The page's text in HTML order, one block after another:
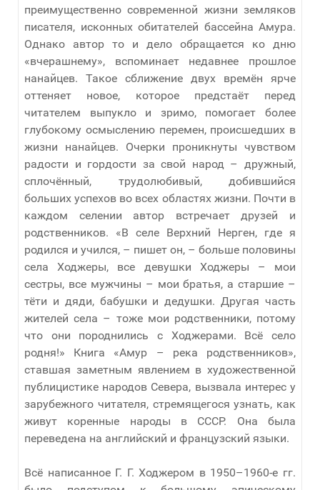
преимущественно современной жизни земляков
писателя, исконных обитателей бассейна Амура.
Однако автор то и дело обращается ко дню
«вчерашнему», вспоминает недавнее прошлое
нанайцев. Такое сближение двух времён ярче
оттеняет новое, которое предстаёт перед
читателем выпукло и зримо, помогает более
глубокому осмыслению перемен, происшедших в
жизни нанайцев. Очерки проникнуты чувством
радости и гордости за свой народ – дружный,
сплочённый, трудолюбивый, добившийся
больших успехов во всех областях жизни. Почти в
каждом селении автор встречает друзей и
родственников. «В селе Верхний Нерген, где я
родился и учился, – пишет он, – больше половины
села Ходжеры, все девушки Ходжеры – мои
сестры, все мужчины – мои братья, а старшие –
тёти и дяди, бабушки и дедушки. Другая часть
жителей села – тоже мои родственники, потому
что они породнились с Ходжерами. Всё село
родня!» Книга «Амур – река родственников»,
ставшая заметным явлением в художественной
публицистике народов Севера, вызвала интерес у
зарубежного читателя, стремящегося узнать, как
живут коренные народы в СССР. Она была
переведена на английский и французский языки.
Всё написанное Г. Г. Ходжером в 1950–1960-е гг.